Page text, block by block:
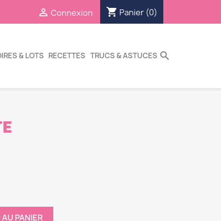
 Connexion shopping_cart Panier (0)
& LOTS RECETTES TRUCS & ASTUCES search
PANIER